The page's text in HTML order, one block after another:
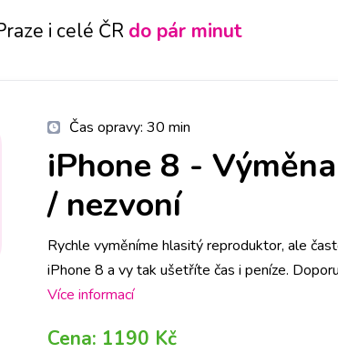
i celé ČR do pár minut
Čas opravy: 30 min
iPhone 8 -
/ nezvoní
Rychle vyměníme hlasitý reproduktor, ale
iPhone 8 a vy tak ušetříte čas i peníze.
zavolat na vybranou pobočku, abychom měli
Více informací
Cena: 1190 Kč